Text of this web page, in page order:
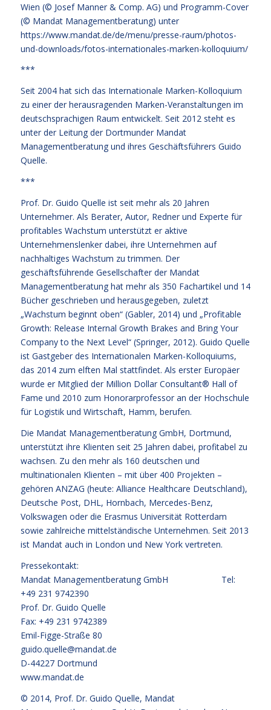
Wien (© Josef Manner & Comp. AG) und Programm-Cover
(© Mandat Managementberatung) unter
https://www.mandat.de/de/menu/presse-raum/photos-
und-downloads/fotos-internationales-marken-kolloquium/
***
Seit 2004 hat sich das Internationale Marken-Kolloquium
zu einer der herausragenden Marken-Veranstaltungen im
deutschsprachigen Raum entwickelt. Seit 2012 steht es
unter der Leitung der Dortmunder Mandat
Managementberatung und ihres Geschäftsführers Guido
Quelle.
***
Prof. Dr. Guido Quelle ist seit mehr als 20 Jahren
Unternehmer. Als Berater, Autor, Redner und Experte für
profitables Wachstum unterstützt er aktive
Unternehmenslenker dabei, ihre Unternehmen auf
nachhaltiges Wachstum zu trimmen. Der
geschäftsführende Gesellschafter der Mandat
Managementberatung hat mehr als 350 Fachartikel und 14
Bücher geschrieben und herausgegeben, zuletzt
„Wachstum beginnt oben“ (Gabler, 2014) und „Profitable
Growth: Release Internal Growth Brakes and Bring Your
Company to the Next Level“ (Springer, 2012). Guido Quelle
ist Gastgeber des Internationalen Marken-Kolloquiums,
das 2014 zum elften Mal stattfindet. Als erster Europäer
wurde er Mitglied der Million Dollar Consultant® Hall of
Fame und 2010 zum Honorarprofessor an der Hochschule
für Logistik und Wirtschaft, Hamm, berufen.
Die Mandat Managementberatung GmbH, Dortmund,
unterstützt ihre Klienten seit 25 Jahren dabei, profitabel zu
wachsen. Zu den mehr als 160 deutschen und
multinationalen Klienten – mit über 400 Projekten –
gehören ANZAG (heute: Alliance Healthcare Deutschland),
Deutsche Post, DHL, Hornbach, Mercedes-Benz,
Volkswagen oder die Erasmus Universität Rotterdam
sowie zahlreiche mittelständische Unternehmen. Seit 2013
ist Mandat auch in London und New York vertreten.
Pressekontakt:
Mandat Managementberatung GmbH Tel:
+49 231 9742390
Prof. Dr. Guido Quelle
Fax: +49 231 9742389
Emil-Figge-Straße 80
guido.quelle@mandat.de
D-44227 Dortmund
www.mandat.de
© 2014, Prof. Dr. Guido Quelle, Mandat